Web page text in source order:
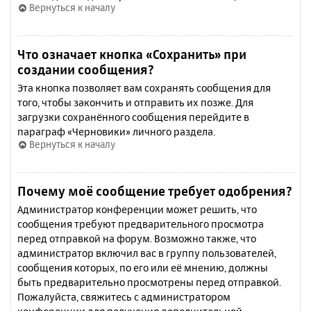
Вернуться к началу
Что означает кнопка «Сохранить» при
создании сообщения?
Эта кнопка позволяет вам сохранять сообщения для
того, чтобы закончить и отправить их позже. Для
загрузки сохранённого сообщения перейдите в
параграф «Черновики» личного раздела.
Вернуться к началу
Почему моё сообщение требует одобрения?
Администратор конференции может решить, что
сообщения требуют предварительного просмотра
перед отправкой на форум. Возможно также, что
администратор включил вас в группу пользователей,
сообщения которых, по его или её мнению, должны
быть предварительно просмотрены перед отправкой.
Пожалуйста, свяжитесь с администратором